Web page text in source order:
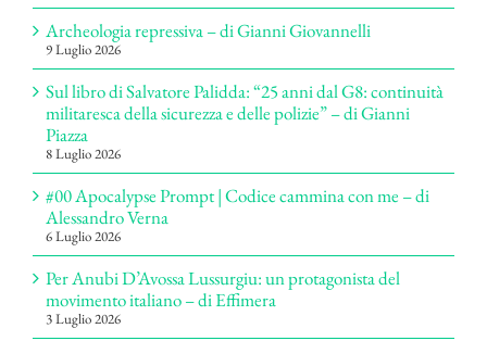
Archeologia repressiva – di Gianni Giovannelli
9 Luglio 2026
Sul libro di Salvatore Palidda: “25 anni dal G8: continuità
militaresca della sicurezza e delle polizie” – di Gianni
Piazza
8 Luglio 2026
#00 Apocalypse Prompt | Codice cammina con me – di
Alessandro Verna
6 Luglio 2026
Per Anubi D’Avossa Lussurgiu: un protagonista del
movimento italiano – di Effimera
3 Luglio 2026